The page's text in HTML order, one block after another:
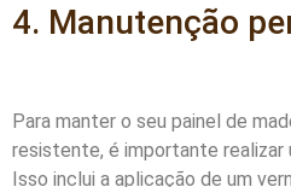
4. Manutenção
Para manter o seu painel de
resistente, é importante realizar
Isso inclui a aplicação de um